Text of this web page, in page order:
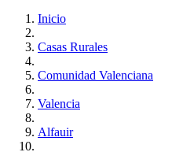
Inicio
Casas Rurales
Comunidad Valenciana
Valencia
Alfauir